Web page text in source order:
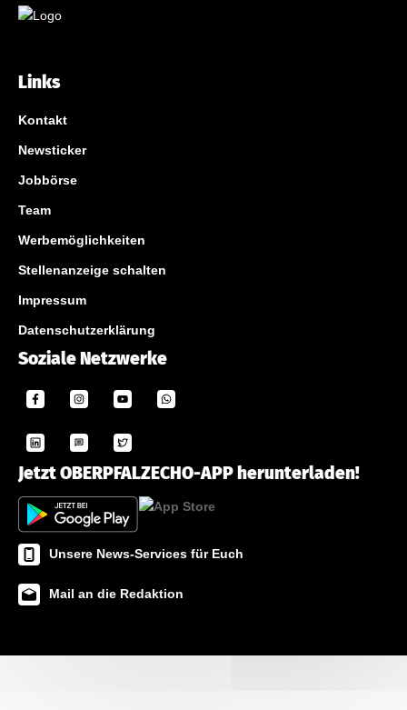
Links
Kontakt
Newsticker
Jobbörse
Team
Werbemöglichkeiten
Stellenanzeige schalten
Impressum
Datenschutzerklärung
Soziale Netzwerke
Jetzt OBERPFALZECHO-APP herunterladen!
Unsere News-Services für Euch
Mail an die Redaktion